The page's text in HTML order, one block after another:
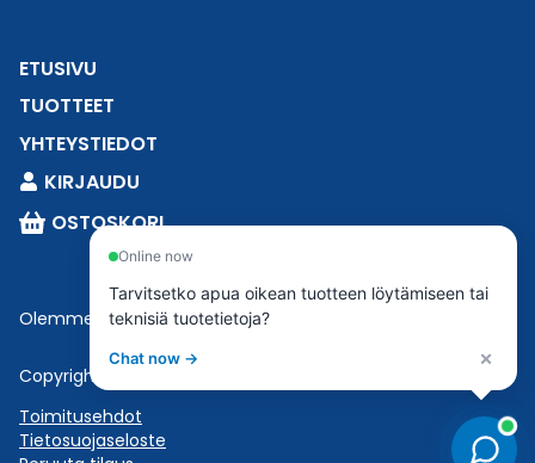
ETUSIVU
TUOTTEET
YHTEYSTIEDOT
KIRJAUDU
OSTOSKORI
Olemme osaEsbeconia.
Copyright © 2023 Esbecon | All Rights Reserved
Toimitusehdot
Tietosuojaseloste
Online now
Tarvitsetko apua oikean tuotteen löytämiseen tai
teknisiä tuotetietoja?
Chat now → ×